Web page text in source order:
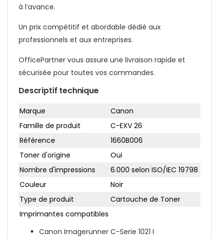
à l’avance.
Un prix compétitif et abordable dédié aux
professionnels et aux entreprises.
OfficePartner vous assure une livraison rapide et
sécurisée pour toutes vos commandes.
Descriptif technique
Marque
Canon
Famille de produit
C-EXV 26
Référence
1660B006
Toner d'origine
Oui
Nombre d'impressions
6.000 selon ISO/IEC 19798
Couleur
Noir
Type de produit
Cartouche de Toner
Imprimantes compatibles
Canon Imagerunner C-Serie 1021 I